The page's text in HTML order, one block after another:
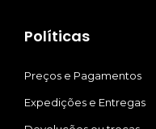
Políticas
Preços e Pagamentos
Expedições e Entregas